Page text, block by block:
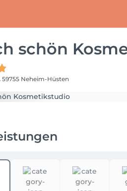
schön
59755 Neheim-Hüsten